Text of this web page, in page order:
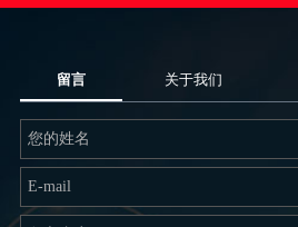
留言 关于我们